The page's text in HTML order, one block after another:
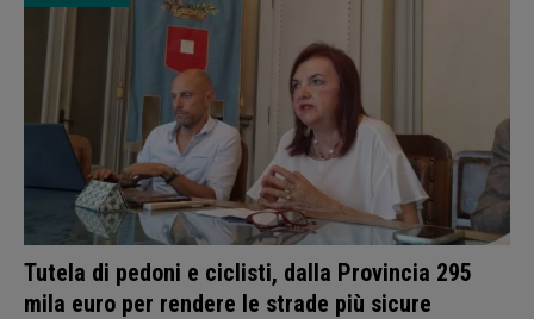
Tutela di pedoni e ciclisti, dalla Provincia 295
mila euro per rendere le strade più sicure